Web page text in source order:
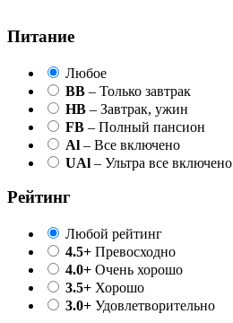
Питание
Любое
BB – Только завтрак
HB – Завтрак, ужин
FB – Полный пансион
Al – Все включено
UAl – Ультра все включено
Рейтинг
Любой рейтинг
4.5+ Превосходно
4.0+ Очень хорошо
3.5+ Хорошо
3.0+ Удовлетворительно